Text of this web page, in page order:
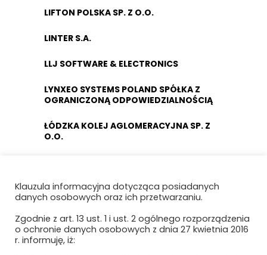
LIFTON POLSKA SP. Z O.O.
LINTER S.A.
LLJ SOFTWARE & ELECTRONICS
LYNXEO SYSTEMS POLAND SPÓŁKA Z
OGRANICZONĄ ODPOWIEDZIALNOŚCIĄ
ŁÓDZKA KOLEJ AGLOMERACYJNA SP. Z
O.O.
MACRO-SYSTEM SP. Z O.O.
MÄDER POLAND
MAFELEC TEAM POLSKA SP. Z O.O.
Klauzula informacyjna dotycząca posiadanych
danych osobowych oraz ich przetwarzaniu.
Zgodnie z art. 13 ust. 1 i ust. 2 ogólnego rozporządzenia
o ochronie danych osobowych z dnia 27 kwietnia 2016
r. informuję, iż: